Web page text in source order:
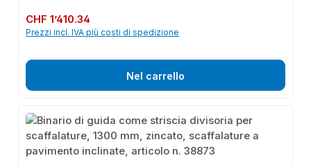
Prezzo normale:
CHF 1’410.34
Prezzi incl. IVA più costi di spedizione
Nel carrello